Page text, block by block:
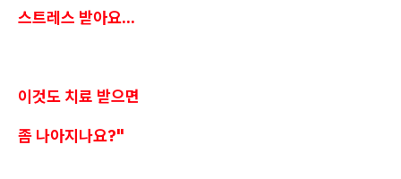
스트레스 받아요...
이것도 치료 받으면
좀 나아지나요?"